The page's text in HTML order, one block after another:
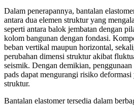
Dalam penerapannya, bantalan
antara dua elemen struktur yang
seperti antara balok jembatan dengan
kolom bangunan dengan fondasi.
beban vertikal maupun horizontal,
perubahan dimensi struktur akibat
seismik. Dengan demikian,
pads dapat mengurangi risiko
struktur.
Bantalan elastomer tersedia dalam